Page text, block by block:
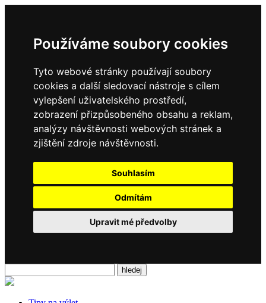
Používáme soubory cookies
Tyto webové stránky používají soubory
cookies a další sledovací nástroje s cílem
vylepšení uživatelského prostředí,
zobrazení přizpůsobeného obsahu a reklam,
analýzy návštěvnosti webových stránek a
zjištění zdroje návštěvnosti.
Souhlasím
Odmítám
Upravit mé předvolby